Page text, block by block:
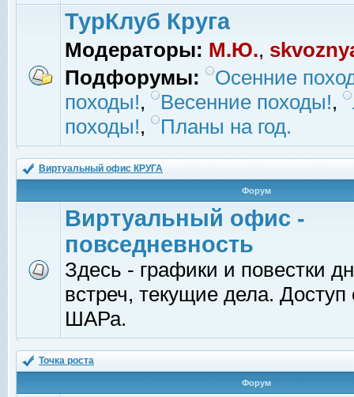
ТурКлуб Круга
Модераторы: М.Ю.,
Подфорумы:
Осенние
походы!, Весенние походы!,
походы!, Планы на год.
Виртуальный офис КРУГА
Форум
Виртуальный офис -
повседневность
Здесь - графики и повестки
встреч, текущие дела.
ШАРа.
Точка роста
Форум